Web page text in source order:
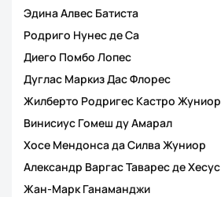
Эдина Алвес Батиста
Родриго Нунес де Са
Диего Помбо Лопес
Дуглас Маркиз Дас Флорес
Жилберто Родригес Кастро Жуниор
Винисиус Гомеш ду Амарал
Хосе Мендонса да Силва Жуниор
Александр Варгас Таварес де Хесус
Жан-Марк Ганаманджи